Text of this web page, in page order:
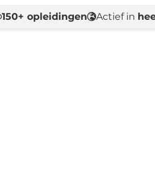
150+ opleidingen Actief in